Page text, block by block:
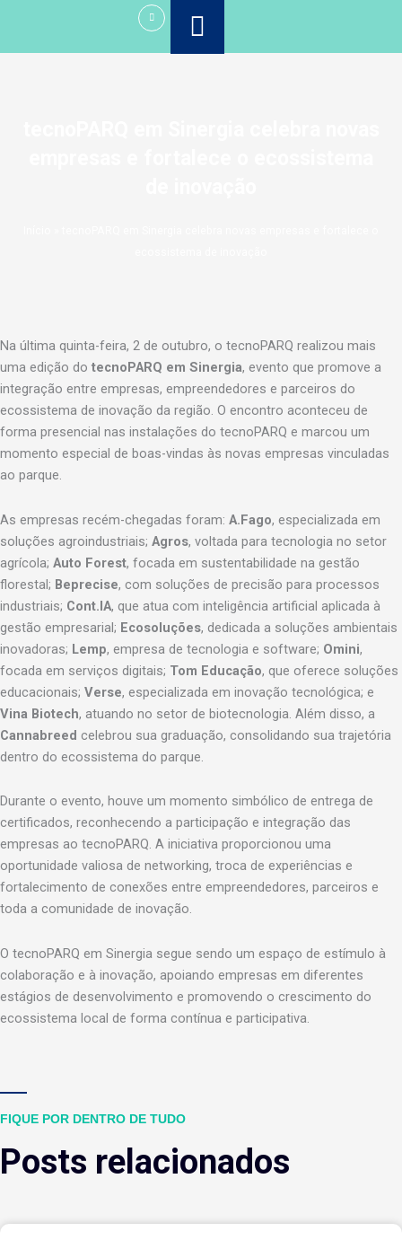
o
Na última quinta-feira, 2 de outubro, o tecnoPARQ realizou mais
uma edição do tecnoPARQ em Sinergia, evento que promove a
integração entre empresas, empreendedores e parceiros do
ecossistema de inovação da região. O encontro aconteceu de
forma presencial nas instalações do tecnoPARQ e marcou um
momento especial de boas-vindas às novas empresas vinculadas
ao parque.
As empresas recém-chegadas foram: A.Fago, especializada em
soluções agroindustriais; Agros, voltada para tecnologia no setor
agrícola; Auto Forest, focada em sustentabilidade na gestão
florestal; Beprecise, com soluções de precisão para processos
industriais; Cont.IA, que atua com inteligência artificial aplicada à
gestão empresarial; Ecosoluções, dedicada a soluções ambientais
inovadoras; Lemp, empresa de tecnologia e software; Omini,
focada em serviços digitais; Tom Educação, que oferece soluções
educacionais; Verse, especializada em inovação tecnológica; e
Vina Biotech, atuando no setor de biotecnologia. Além disso, a
Cannabreed celebrou sua graduação, consolidando sua trajetória
dentro do ecossistema do parque.
Durante o evento, houve um momento simbólico de entrega de
certificados, reconhecendo a participação e integração das
empresas ao tecnoPARQ. A iniciativa proporcionou uma
oportunidade valiosa de networking, troca de experiências e
fortalecimento de conexões entre empreendedores, parceiros e
toda a comunidade de inovação.
O tecnoPARQ em Sinergia segue sendo um espaço de estímulo à
colaboração e à inovação, apoiando empresas em diferentes
estágios de desenvolvimento e promovendo o crescimento do
ecossistema local de forma contínua e participativa.
FIQUE POR DENTRO DE TUDO
Posts relacionados